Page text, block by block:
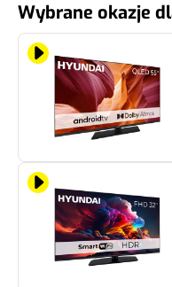
Wybrane okazje